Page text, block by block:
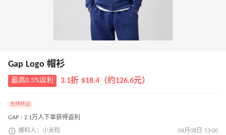
Gap Logo 帽衫
最高0.5%返利 3.1折 $18.4（约126.6元）
支持转运
GAP · 2.1万人下单获得返利
爆料人：小米粒 04月08日 13:00